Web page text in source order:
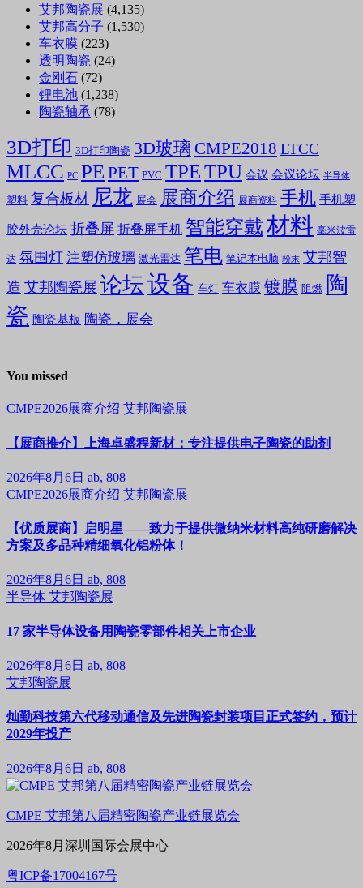
艾邦陶瓷展 (4,135)
艾邦高分子 (1,530)
车衣膜 (223)
透明陶瓷 (24)
金刚石 (72)
锂电池 (1,238)
陶瓷轴承 (78)
3D打印 3D打印陶瓷 3D玻璃 CMPE2018 LTCC
MLCC PC PE PET PVC TPETPU 会议 会议论坛 半导体
塑料 复合板材 尼龙 展会 展商介绍 展商资料 手机 手机塑
胶外壳论坛 折叠屏 折叠屏手机 智能穿戴材料 毫米波雷
达 氛围灯 注塑仿玻璃 激光雷达 笔电 笔记本电脑 粉末 艾邦智
造 艾邦陶瓷展 论坛设备 车灯 车衣膜 镀膜 阻燃 陶
瓷 陶瓷基板 陶瓷，展会
You missed
CMPE2026展商介绍 艾邦陶瓷展
【展商推介】上海卓盛程新材：专注提供电子陶瓷的助剂
2026年8月6日 ab, 808
CMPE2026展商介绍 艾邦陶瓷展
【优质展商】启明星——致力于提供微纳米材料高纯研磨解决
方案及多品种精细氧化铝粉体！
2026年8月6日 ab, 808
半导体 艾邦陶瓷展
17 家半导体设备用陶瓷零部件相关上市企业
2026年8月6日 ab, 808
艾邦陶瓷展
灿勤科技第六代移动通信及先进陶瓷封装项目正式签约，预计
2029年投产
2026年8月6日 ab, 808
CMPE 艾邦第八届精密陶瓷产业链展览会
2026年8月深圳国际会展中心
粤ICP备17004167号